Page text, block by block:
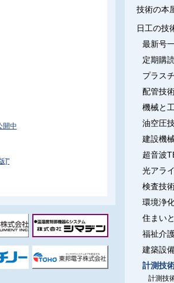
開中
]"
技術の本
日工の技
最新号
定期購
プラス
配管技
機械と
油空圧
建設機
超音波
光アラ
検査技
環境浄
住まい
福祉介
建築設
計測技
計測技